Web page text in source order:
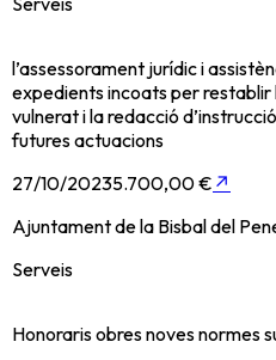
l’assessorament jurídic i
expedients incoats per restablir
vulnerat i la redacció
futures actuacions
27/10/20235.700,00 € ↗
Ajuntament de la Bisbal del
Serveis
Honoraris obres noves normes